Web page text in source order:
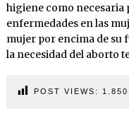
higiene como necesaria
enfermedades en las
mujer por encima de su
la necesidad del aborto
POST VIEWS: 1.850